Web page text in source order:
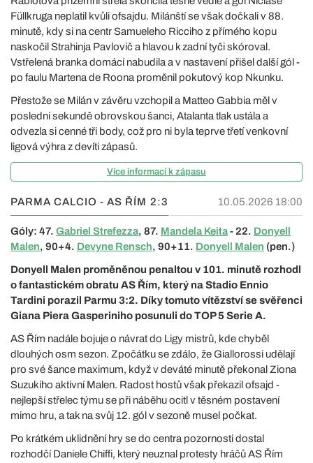
Füllkruga neplatil kvůli ofsajdu. Milánští se však dočkali v 88.
minutě, kdy si na centr Samueleho Ricciho z přímého kopu
naskočil Strahinja Pavlovič a hlavou k zadní tyči skóroval.
Vstřelená branka domácí nabudila a v nastavení přišel další gól -
po faulu Martena de Roona proměnil pokutový kop Nkunku.
Přestože se Milán v závěru vzchopil a Matteo Gabbia měl v
poslední sekundě obrovskou šanci, Atalanta tlak ustála a
odvezla si cenné tři body, což pro ni byla teprve třetí venkovní
ligová výhra z devíti zápasů.
Více informací k zápasu
PARMA CALCIO - AS ŘÍM 2:3 10.05.2026 18:00
Góly: 47. Gabriel Strefezza, 87. Mandela Keita- 22. Donyell
Malen, 90+4. Devyne Rensch, 90+11. Donyell Malen (pen.)
Donyell Malen proměněnou penaltou v 101. minutě rozhodl
o fantastickém obratu AS Řím, který na Stadio Ennio
Tardini porazil Parmu 3:2. Díky tomuto vítězství se svěřenci
Giana Piera Gasperiniho posunuli do TOP 5 Serie A.
AS Řím nadále bojuje o návrat do Ligy mistrů, kde chyběl
dlouhých osm sezon. Zpočátku se zdálo, že Giallorossi udělají
pro své šance maximum, když v deváté minutě překonal Ziona
Suzukiho aktivní Malen. Radost hostů však překazil ofsajd -
nejlepší střelec týmu se při náběhu ocitl v těsném postavení
mimo hru, a tak na svůj 12. gól v sezoně musel počkat.
Po krátkém uklidnění hry se do centra pozornosti dostal
rozhodčí Daniele Chiffi, který neuznal protesty hráčů AS Řím